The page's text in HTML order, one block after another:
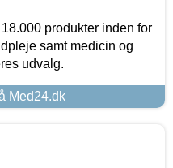
produkter inden for
samt medicin og
udvalg.
Med24.dk